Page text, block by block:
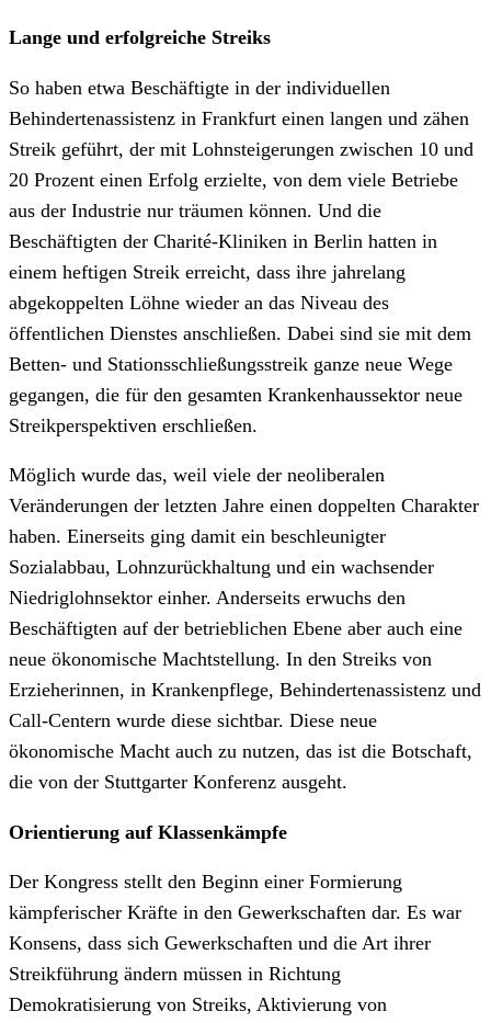
Lange und erfolgreiche Streiks
So haben etwa Beschäftigte in der individuellen
Behindertenassistenz in Frankfurt einen langen und zähen
Streik geführt, der mit Lohnsteigerungen zwischen 10 und
20 Prozent einen Erfolg erzielte, von dem viele Betriebe
aus der Industrie nur träumen können. Und die
Beschäftigten der Charité-Kliniken in Berlin hatten in
einem heftigen Streik erreicht, dass ihre jahrelang
abgekoppelten Löhne wieder an das Niveau des
öffentlichen Dienstes anschließen. Dabei sind sie mit dem
Betten- und Stationsschließungsstreik ganze neue Wege
gegangen, die für den gesamten Krankenhaussektor neue
Streikperspektiven erschließen.
Möglich wurde das, weil viele der neoliberalen
Veränderungen der letzten Jahre einen doppelten Charakter
haben. Einerseits ging damit ein beschleunigter
Sozialabbau, Lohnzurückhaltung und ein wachsender
Niedriglohnsektor einher. Anderseits erwuchs den
Beschäftigten auf der betrieblichen Ebene aber auch eine
neue ökonomische Machtstellung. In den Streiks von
Erzieherinnen, in Krankenpflege, Behindertenassistenz und
Call-Centern wurde diese sichtbar. Diese neue
ökonomische Macht auch zu nutzen, das ist die Botschaft,
die von der Stuttgarter Konferenz ausgeht.
Orientierung auf Klassenkämpfe
Der Kongress stellt den Beginn einer Formierung
kämpferischer Kräfte in den Gewerkschaften dar. Es war
Konsens, dass sich Gewerkschaften und die Art ihrer
Streikführung ändern müssen in Richtung
Demokratisierung von Streiks, Aktivierung von